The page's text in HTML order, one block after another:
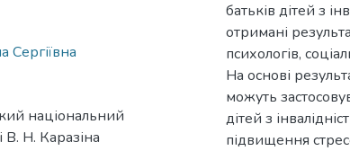
Сергіївна
національний
В. Н. Каразіна
батьків дітей з
отримані
психологів,
На основі
можуть
дітей з
підвищення